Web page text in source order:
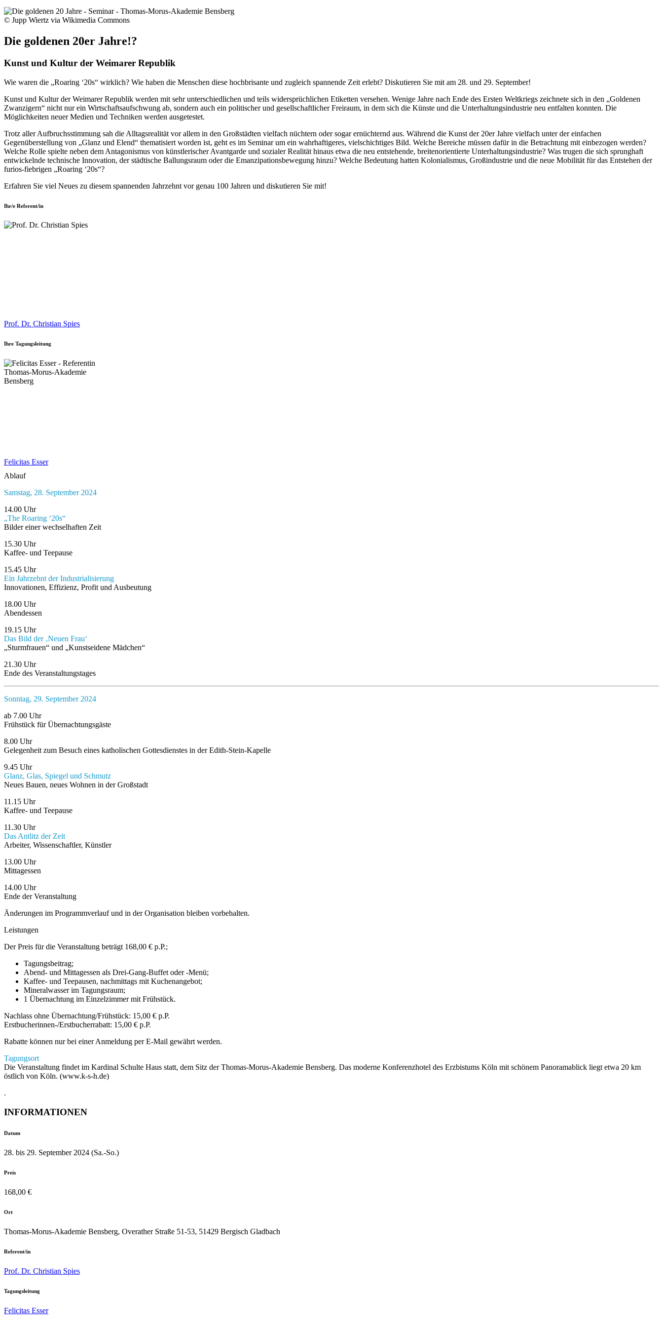
© Jupp Wiertz via Wikimedia Commons
Die goldenen 20er Jahre!?
Kunst und Kultur der Weimarer Republik
Wie waren die „Roaring ‘20s“ wirklich? Wie haben die Menschen diese hochbrisante und zugleich spannende Zeit erlebt? Diskutieren Sie mit am 28. und 29. September!
Kunst und Kultur der Weimarer Republik werden mit sehr unterschiedlichen und teils widersprüchlichen Etiketten versehen. Wenige Jahre nach Ende des Ersten Weltkriegs zeichnete sich in den „Goldenen
Zwanzigern“ nicht nur ein Wirtschaftsaufschwung ab, sondern auch ein politischer und gesellschaftlicher Freiraum, in dem sich die Künste und die Unterhaltungsindustrie neu entfalten konnten. Die
Möglichkeiten neuer Medien und Techniken werden ausgetestet.
Trotz aller Aufbruchsstimmung sah die Alltagsrealität vor allem in den Großstädten vielfach nüchtern oder sogar ernüchternd aus. Während die Kunst der 20er Jahre vielfach unter der einfachen
Gegenüberstellung von „Glanz und Elend“ thematisiert worden ist, geht es im Seminar um ein wahrhaftigeres, vielschichtiges Bild. Welche Bereiche müssen dafür in die Betrachtung mit einbezogen werden?
Welche Rolle spielte neben dem Antagonismus von künstlerischer Avantgarde und sozialer Realität hinaus etwa die neu entstehende, breitenorientierte Unterhaltungsindustrie? Was trugen die sich sprunghaft
entwickelnde technische Innovation, der städtische Ballungsraum oder die Emanzipationsbewegung hinzu? Welche Bedeutung hatten Kolonialismus, Großindustrie und die neue Mobilität für das Entstehen der
furios-fiebrigen „Roaring ‘20s“?
Erfahren Sie viel Neues zu diesem spannenden Jahrzehnt vor genau 100 Jahren und diskutieren Sie mit!
Ihr/e Referent/in
Prof. Dr. Christian Spies
Ihre Tagungsleitung
Felicitas Esser
Ablauf
Samstag, 28. September 2024
14.00 Uhr
„The Roaring ‘20s“
Bilder einer wechselhaften Zeit
15.30 Uhr
Kaffee- und Teepause
15.45 Uhr
Ein Jahrzehnt der Industrialisierung
Innovationen, Effizienz, Profit und Ausbeutung
18.00 Uhr
Abendessen
19.15 Uhr
Das Bild der ‚Neuen Frau‘
„Sturmfrauen“ und „Kunstseidene Mädchen“
21.30 Uhr
Ende des Veranstaltungstages
Sonntag, 29. September 2024
ab 7.00 Uhr
Frühstück für Übernachtungsgäste
8.00 Uhr
Gelegenheit zum Besuch eines katholischen Gottesdienstes in der Edith-Stein-Kapelle
9.45 Uhr
Glanz, Glas, Spiegel und Schmutz
Neues Bauen, neues Wohnen in der Großstadt
11.15 Uhr
Kaffee- und Teepause
11.30 Uhr
Das Antlitz der Zeit
Arbeiter, Wissenschaftler, Künstler
13.00 Uhr
Mittagessen
14.00 Uhr
Ende der Veranstaltung
Änderungen im Programmverlauf und in der Organisation bleiben vorbehalten.
Leistungen
Der Preis für die Veranstaltung beträgt 168,00 € p.P.;
Tagungsbeitrag;
Abend- und Mittagessen als Drei-Gang-Buffet oder -Menü;
Kaffee- und Teepausen, nachmittags mit Kuchenangebot;
Mineralwasser im Tagungsraum;
1 Übernachtung im Einzelzimmer mit Frühstück.
Nachlass ohne Übernachtung/Frühstück: 15,00 € p.P.
Erstbucherinnen-/Erstbucherrabatt: 15,00 € p.P.
Rabatte können nur bei einer Anmeldung per E-Mail gewährt werden.
Tagungsort
Die Veranstaltung findet im Kardinal Schulte Haus statt, dem Sitz der Thomas-Morus-Akademie Bensberg. Das moderne Konferenzhotel des Erzbistums Köln mit schönem Panoramablick liegt etwa 20 km
östlich von Köln. (www.k-s-h.de)
.
INFORMATIONEN
Datum
28. bis 29. September 2024 (Sa.-So.)
Preis
168,00 €
Ort
Thomas-Morus-Akademie Bensberg, Overather Straße 51-53, 51429 Bergisch Gladbach
Referent/in
Prof. Dr. Christian Spies
Tagungsleitung
Felicitas Esser